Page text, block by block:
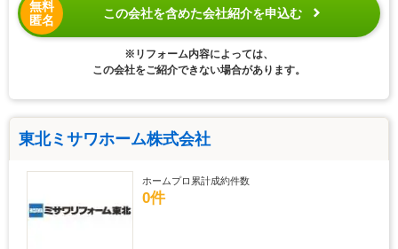
無料
匿名
この会社を含めた会社紹介を申込む
※リフォーム内容によっては、
この会社をご紹介できない場合があります。
東北ミサワホーム株式会社
ホームプロ累計成約件数
0件